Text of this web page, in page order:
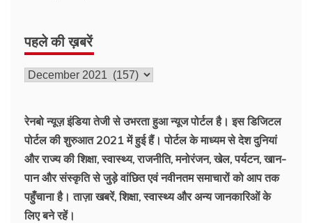
पहले की ख़बरें
पहले
रेनबो न्यूज़ इंडिया तेजी से उभरता हुआ न्‍यूज पोर्टल है। इस डिजिटल
पोर्टल की शुरुआत 2021 में हुई हैं। पोर्टल के माध्यम से देश दुनियां
और राज्य की शिक्षा, स्वास्थ्य, राजनीति, मनोरंजन, खेल, पर्यटन, खान-
पान और संस्कृति से जुड़े वांछित एवं नवीनतम समाचारों को आप तक
पहुँचाना है। ताज़ा खबरें, शिक्षा, स्वास्थ्य और अन्य जानकारिओं के
लिए बने रहें।